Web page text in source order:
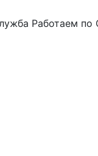
Работаем по